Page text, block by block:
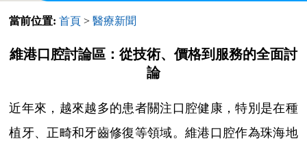
當前位置: 首頁 >醫療新聞
維港口腔討論區：從技術、價格到服務的全面討
論
近年來，越來越多的患者關注口腔健康，特別是在種
植牙、正畸和牙齒修復等領域。維港口腔作為珠海地